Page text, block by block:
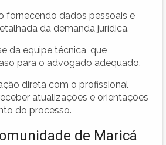
fornecendo dados pessoais e
da demanda jurídica.
da equipe técnica, que
para o advogado adequado.
direta com o profissional
atualizações e orientações
do processo.
de Maricá